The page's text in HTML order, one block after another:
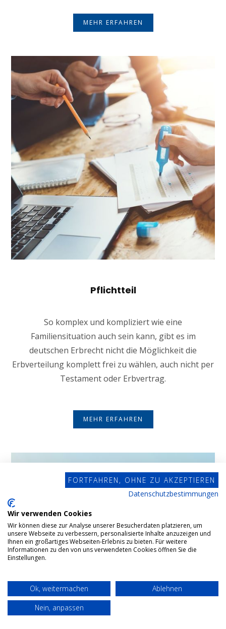
MEHR ERFAHREN
Pflichtteil
So komplex und kompliziert wie eine
Familiensituation auch sein kann, gibt es im
deutschen Erbrecht nicht die Möglichkeit die
Erbverteilung komplett frei zu wählen, auch nicht per
Testament oder Erbvertrag.
MEHR ERFAHREN
FORTFAHREN, OHNE ZU AKZEPTIEREN
Datenschutzbestimmungen
Wir verwenden Cookies
Wir können diese zur Analyse unserer Besucherdaten platzieren, um
unsere Webseite zu verbessern, personalisierte Inhalte anzuzeigen und
Ihnen ein großartiges Webseiten-Erlebnis zu bieten. Für weitere
Informationen zu den von uns verwendeten Cookies öffnen Sie die
Einstellungen.
Ok, weitermachen
Ablehnen
Nein, anpassen